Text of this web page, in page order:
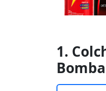
1.